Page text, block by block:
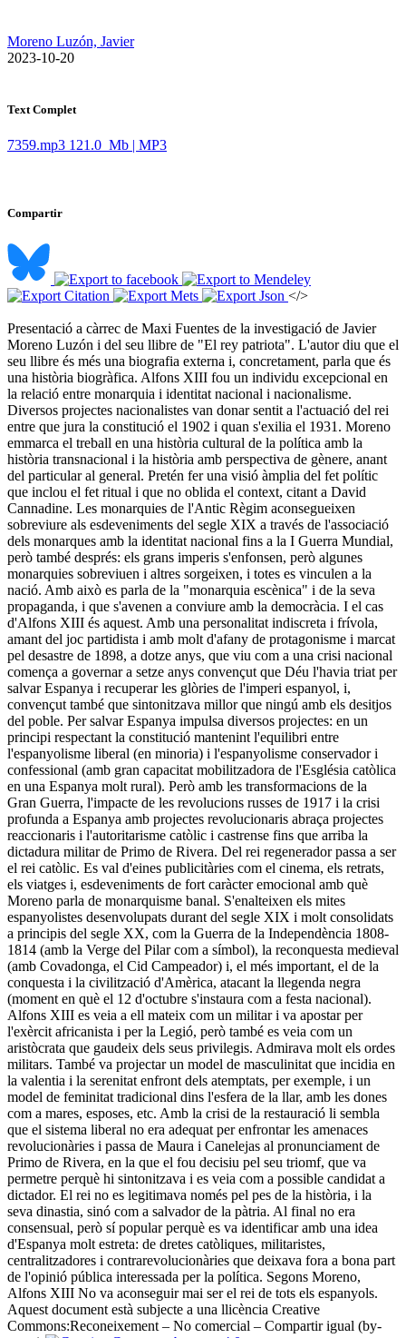
Moreno Luzón, Javier
​ 2023-10-20
Text Complet
7359.mp3 121.0 Mb | MP3
Compartir
</>
Presentació a càrrec de Maxi Fuentes de la investigació de Javier
Moreno Luzón i del seu llibre de "El rey patriota". L'autor diu que el
seu llibre és més una biografia externa i, concretament, parla que és
una història biogràfica. Alfons XIII fou un individu excepcional en
la relació entre monarquia i identitat nacional i nacionalisme.
Diversos projectes nacionalistes van donar sentit a l'actuació del rei
entre que jura la constitució el 1902 i quan s'exilia el 1931. Moreno
emmarca el treball en una història cultural de la política amb la
història transnacional i la història amb perspectiva de gènere, anant
del particular al general. Pretén fer una visió àmplia del fet polític
que inclou el fet ritual i que no oblida el context, citant a David
Cannadine. Les monarquies de l'Antic Règim aconsegueixen
sobreviure als esdeveniments del segle XIX a través de l'associació
dels monarques amb la identitat nacional fins a la I Guerra Mundial,
però també després: els grans imperis s'enfonsen, però algunes
monarquies sobreviuen i altres sorgeixen, i totes es vinculen a la
nació. Amb això es parla de la "monarquia escènica" i de la seva
propaganda, i que s'avenen a conviure amb la democràcia. I el cas
d'Alfons XIII és aquest. Amb una personalitat indiscreta i frívola,
amant del joc partidista i amb molt d'afany de protagonisme i marcat
pel desastre de 1898, a dotze anys, que viu com a una crisi nacional
comença a governar a setze anys convençut que Déu l'havia triat per
salvar Espanya i recuperar les glòries de l'imperi espanyol, i,
convençut també que sintonitzava millor que ningú amb els desitjos
del poble. Per salvar Espanya impulsa diversos projectes: en un
principi respectant la constitució mantenint l'equilibri entre
l'espanyolisme liberal (en minoria) i l'espanyolisme conservador i
confessional (amb gran capacitat mobilitzadora de l'Església catòlica
en una Espanya molt rural). Però amb les transformacions de la
Gran Guerra, l'impacte de les revolucions russes de 1917 i la crisi
profunda a Espanya amb projectes revolucionaris abraça projectes
reaccionaris i l'autoritarisme catòlic i castrense fins que arriba la
dictadura militar de Primo de Rivera. Del rei regenerador passa a ser
el rei catòlic. Es val d'eines publicitàries com el cinema, els retrats,
els viatges i, esdeveniments de fort caràcter emocional amb què
Moreno parla de monarquisme banal. S'enalteixen els mites
espanyolistes desenvolupats durant del segle XIX i molt consolidats
a principis del segle XX, com la Guerra de la Independència 1808-
1814 (amb la Verge del Pilar com a símbol), la reconquesta medieval
(amb Covadonga, el Cid Campeador) i, el més important, el de la
conquesta i la civilització d'Amèrica, atacant la llegenda negra
(moment en què el 12 d'octubre s'instaura com a festa nacional).
Alfons XIII es veia a ell mateix com un militar i va apostar per
l'exèrcit africanista i per la Legió, però també es veia com un
aristòcrata que gaudeix dels seus privilegis. Admirava molt els ordes
militars. També va projectar un model de masculinitat que incidia en
la valentia i la serenitat enfront dels atemptats, per exemple, i un
model de feminitat tradicional dins l'esfera de la llar, amb les dones
com a mares, esposes, etc. Amb la crisi de la restauració li sembla
que el sistema liberal no era adequat per enfrontar les amenaces
revolucionàries i passa de Maura i Canelejas al pronunciament de
Primo de Rivera, en la que el fou decisiu pel seu triomf, que va
permetre perquè hi sintonitzava i es veia com a possible candidat a
dictador. El rei no es legitimava només pel pes de la història, i la
seva dinastia, sinó com a salvador de la pàtria. Al final no era
consensual, però sí popular perquè es va identificar amb una idea
d'Espanya molt estreta: de dretes catòliques, militaristes,
centralitzadores i contrarevolucionàries que deixava fora a bona part
de l'opinió pública interessada per la política. Segons Moreno,
Alfons XIII No va aconseguir mai ser el rei de tots els espanyols. ​
Aquest document està subjecte a una llicència Creative
Commons:Reconeixement – No comercial – Compartir igual (by-